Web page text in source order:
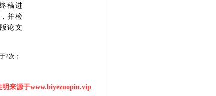
稿进
并检
论文
2次；
明来源于www.biyezuopin.vip